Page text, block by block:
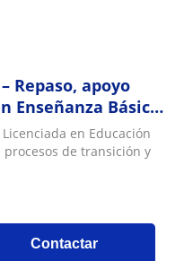
Repaso, apoyo
Enseñanza Básica
en Educación
procesos de transición y
Contactar